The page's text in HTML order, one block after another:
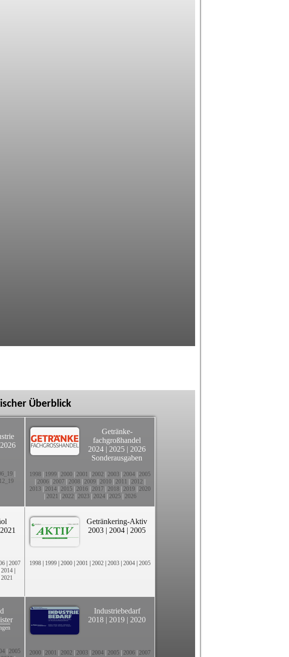
Überblick
2026
|
12_19
Getränke-
fachgroßhandel
2024 | 2025 | 2026
Sonderausgaben
1998 1999 2000 2001 2002 2003 2004 2005
2006 2007 2008 2009 2010 2011 2012
2013 2014 2015 2016 2017 2018 2019 2020
2021 2022 2023| 2024| 2025| 2026
2021
| 2007
2014 |
2021
Getränkering-Aktiv
2003 | 2004 | 2005
1998 | 1999 | 2000 | 2001 | 2002 | 2003 | 2004 | 2005
2005
Industriebedarf
2018 | 2019 | 2020
2000 2001 2002 2003 2004 2005 2006 2007